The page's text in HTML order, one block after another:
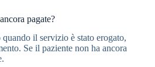
pagate?
il servizio è stato erogato,
Se il paziente non ha ancora